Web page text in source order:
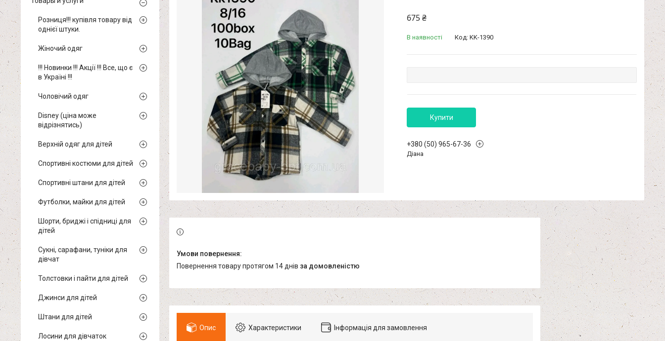
675 ₴
В наявності Код: KK-1390
Купити
+380 (50) 965-67-36
Діана
повернення товару протягом 14 днів за домовленістю
Опис Характеристики Інформація для замовлення
Розниця!!! купівля товару від
однієї штуки.
Жіночий одяг
!!! Новинки !!! Акції !!! Все, що є
в Україні !!!
Чоловічий одяг
Disney (ціна може
відрізнятись)
Верхній одяг для дітей
Спортивні костюми для дітей
Спортивні штани для дітей
Футболки, майки для дітей
Шорти, бриджі і спідниці для
дітей
Сукні, сарафани, туніки для
дівчат
Толстовки і пайти для дітей
Джинси для дітей
Штани для дітей
Лосини для дівчаток